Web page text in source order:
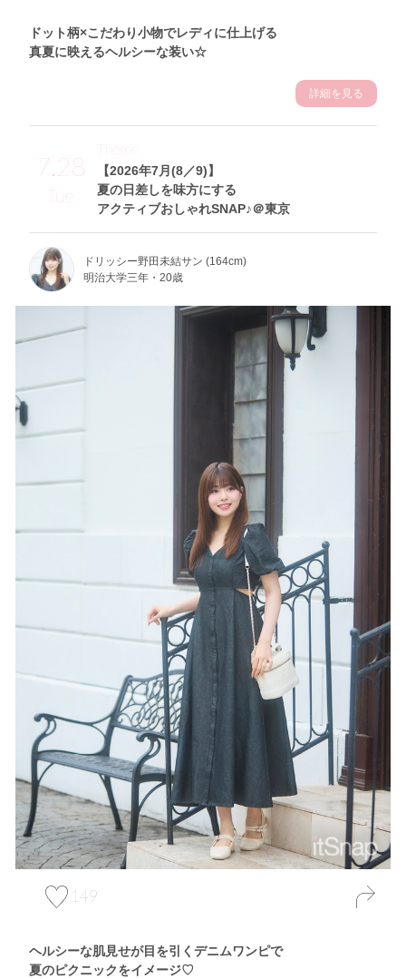
ドット柄×こだわり小物でレディに仕上げる
真夏に映えるヘルシーな装い☆
詳細を見る
7.28
Tue
【2026年7月(8／9)】
夏の日差しを味方にする
アクティブおしゃれSNAP♪＠東京
Theme
ドリッシー野田未結サン (164cm)
明治大学三年・20歳
149
ヘルシーな肌見せが目を引くデニムワンピで
夏のピクニックをイメージ♡